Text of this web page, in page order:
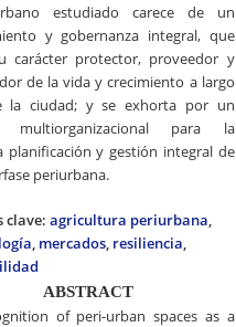
estudiado carece de un
y gobernanza integral, que
carácter protector, proveedor y
de la vida y crecimiento a largo
la ciudad; y se exhorta por un
multiorganizacional para la
planificación y gestión integral de
periurbana.
clave: agricultura periurbana,
, mercados, resiliencia,
ABSTRACT
of peri-urban spaces as a